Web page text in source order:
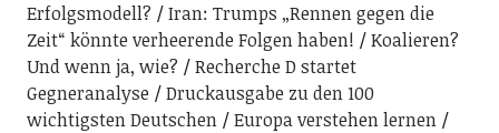
Erfolgsmodell?
Iran: Trumps „Rennen gegen die
Zeit“ könnte verheerende Folgen haben!
Koalieren?
Und wenn ja, wie?
Recherche D startet
Gegneranalyse
Druckausgabe zu den 100
wichtigsten Deutschen
Europa verstehen lernen